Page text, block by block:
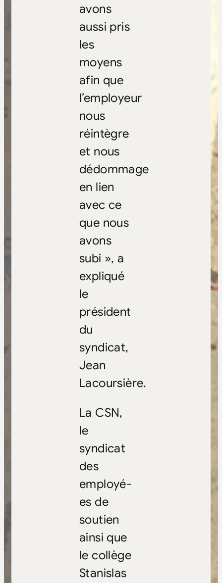
avons
aussi pris
les
moyens
afin que
l’employeur
nous
réintègre
et nous
dédommage
en lien
avec ce
que nous
avons
subi », a
expliqué
le
président
du
syndicat,
Jean
Lacoursière.
La CSN,
le
syndicat
des
employé-
es de
soutien
ainsi que
le collège
Stanislas